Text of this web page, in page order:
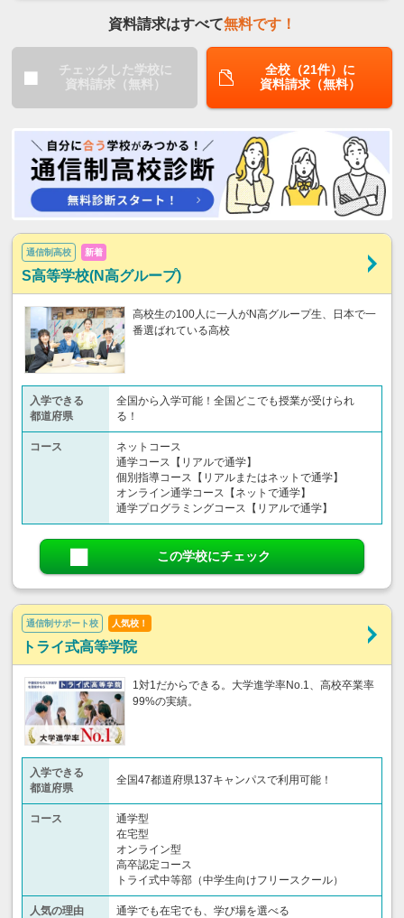
資料請求はすべて無料です！
チェックした学校に
資料請求（無料）
全校（21件）に
資料請求（無料）
通信制高校 新着
S高等学校(N高グループ)
高校生の100人に一人がN高グループ生、日本で一
番選ばれている高校
入学できる
都道府県
全国から入学可能！全国どこでも授業が受けられ
る！
コース
ネットコース
通学コース【リアルで通学】
個別指導コース【リアルまたはネットで通学】
オンライン通学コース【ネットで通学】
通学プログラミングコース【リアルで通学】
この学校にチェック
通信制サポート校 人気校！
トライ式高等学院
1対1だからできる。大学進学率No.1、高校卒業率
99%の実績。
入学できる
都道府県
全国47都道府県137キャンパスで利用可能！
コース
通学型
在宅型
オンライン型
高卒認定コース
トライ式中等部（中学生向けフリースクール）​
人気の理由
通学でも在宅でも、学び場を選べる